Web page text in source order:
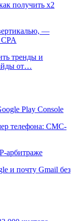
получить х2
—
тренды и
от…
Play Console
телефона: СМС-
арбитраже
и почту Gmail без